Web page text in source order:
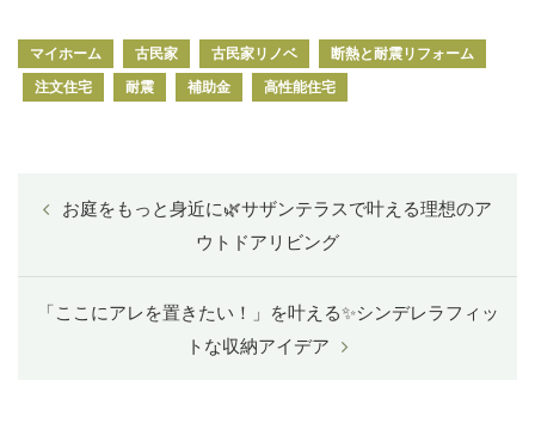
マイホーム 古民家 古民家リノベ
断熱と耐震リフォーム
注文住宅
耐震 補助金 高性能住宅
お庭をもっと身近に🌿サザンテラスで叶える理想のア
ウトドアリビング
「ここにアレを置きたい！」を叶える✨シンデレラフィッ
トな収納アイデア